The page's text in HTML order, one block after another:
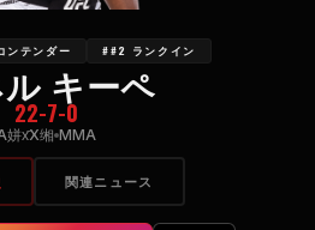
ンテンダー ##2 ランクイン
キーペ
22-7-0
姘х̄Х缃 MMA
関連ニュース